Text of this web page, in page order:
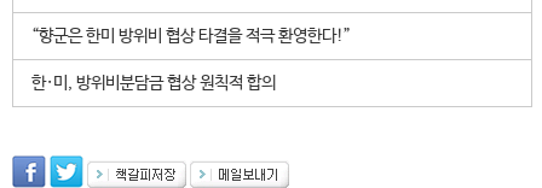
“향군은 한미 방위비 협상 타결을 적극 환영한다!”
한·미, 방위비분담금 협상 원칙적 합의